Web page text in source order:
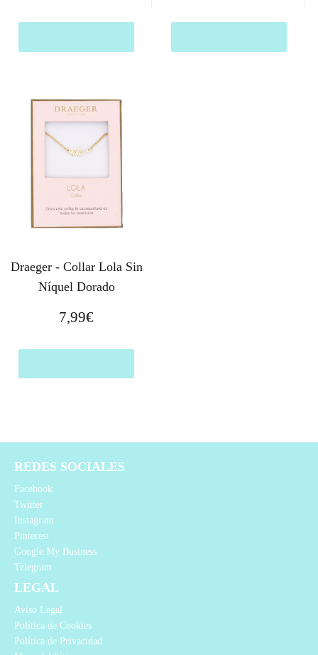
Draeger - Collar Lola Sin
Níquel Dorado
7,99€
REDES SOCIALES
Facebook
Twitter
Instagram
Pinterest
Google My Business
Telegram
LEGAL
Aviso Legal
Política de Cookies
Política de Privacidad